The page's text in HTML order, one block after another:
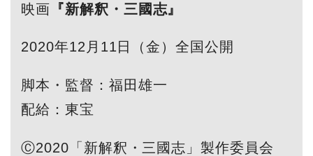
映画 『新解釈・三國志』
2020年12月11日（金）全国公開
脚本・監督：福田雄一
配給：東宝
Ⓒ2020「新解釈・三國志」製作委員会